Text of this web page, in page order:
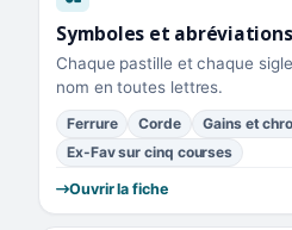
Symboles et abréviations
Chaque pastille et chaque
nom en toutes lettres.
Ferrure Corde
Gains et
Ex-Fav sur cinq courses
Ouvrir la fiche